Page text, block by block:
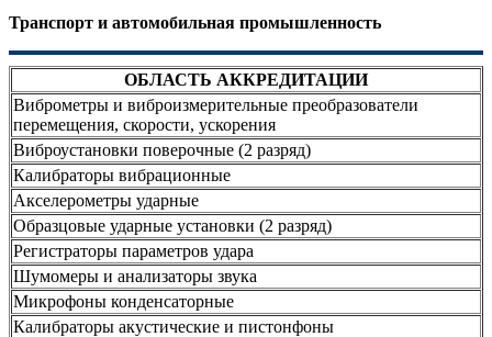
Транспорт и автомобильная промышленность
ОБЛАСТЬ АККРЕДИТАЦИИ
Виброметры и виброизмерительные преобразователи
перемещения, скорости, ускорения
Виброустановки поверочные (2 разряд)
Калибраторы вибрационные
Акселерометры ударные
Образцовые ударные установки (2 разряд)
Регистраторы параметров удара
Шумомеры и анализаторы звука
Микрофоны конденсаторные
Калибраторы акустические и пистонфоны